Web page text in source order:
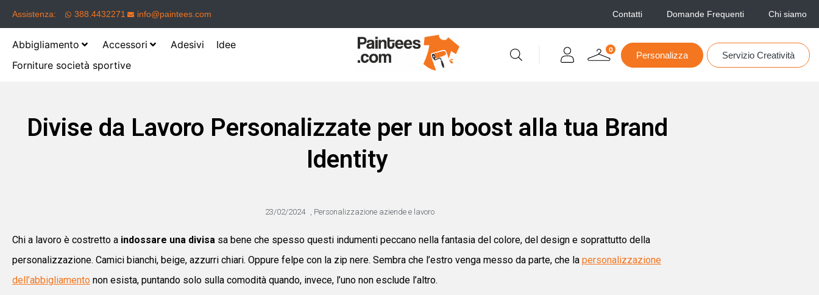
Assistenza: 388.4432271 info@paintees.com Contatti Domande Frequenti Chi siamo
Abbigliamento Accessori Adesivi
Idee
Forniture società sportive
0
Personalizza Servizio Creatività
Divise da Lavoro Personalizzate per un boost alla tua Brand
Identity
23/02/2024 , Personalizzazione aziende e lavoro
Chi a lavoro è costretto a indossare una divisa sa bene che spesso questi indumenti peccano nella fantasia del colore, del design e soprattutto della
personalizzazione. Camici bianchi, beige, azzurri chiari. Oppure felpe con la zip nere. Sembra che l’estro venga messo da parte, che la personalizzazione
dell’abbigliamento non esista, puntando solo sulla comodità quando, invece, l’uno non esclude l’altro.